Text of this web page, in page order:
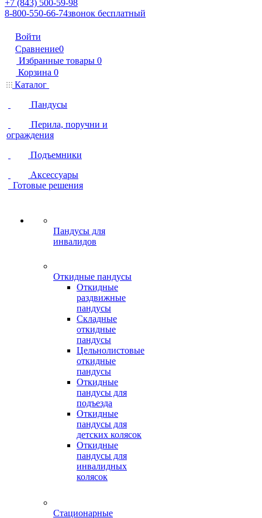
+7 (843) 500-59-98
8-800-550-66-74звонок бесплатный
Войти
Сравнение0
Избранные товары 0
Корзина 0
Каталог
Пандусы
Перила, поручни и
ограждения
Подъемники
Аксессуары
Готовые решения
Пандусы для
инвалидов
Откидные пандусы
Откидные
раздвижные
пандусы
Складные
откидные
пандусы
Цельнолистовые
откидные
пандусы
Откидные
пандусы для
подъезда
Откидные
пандусы для
детских колясок
Откидные
пандусы для
инвалидных
колясок
Стационарные